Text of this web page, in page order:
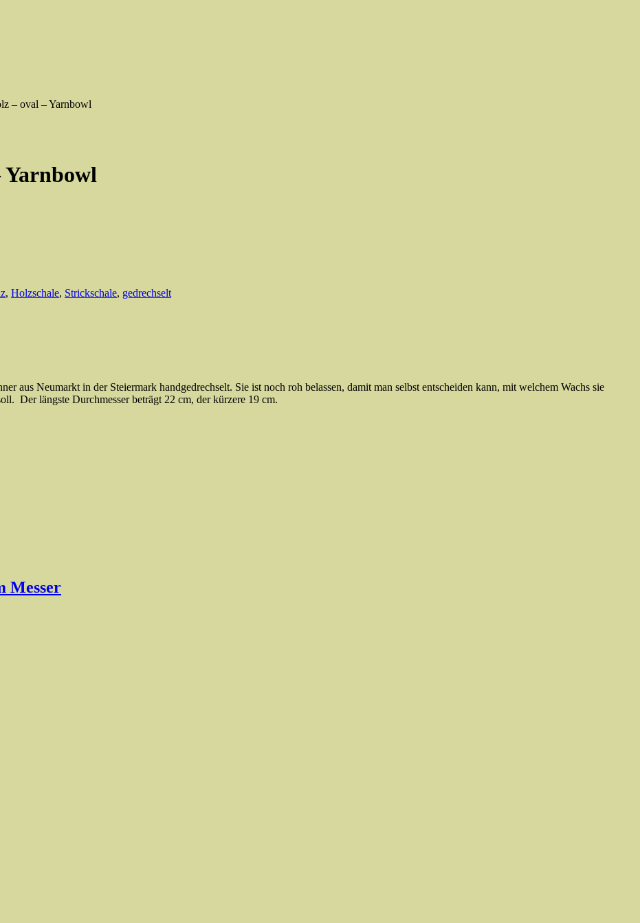
– oval – Yarnbowl
Yarnbowl
, Holzschale, Strickschale, gedrechselt
aus Neumarkt in der Steiermark handgedrechselt. Sie ist noch roh belassen, damit man selbst entscheiden kann, mit welchem Wachs sie
Der längste Durchmesser beträgt 22 cm, der kürzere 19 cm.
Messer